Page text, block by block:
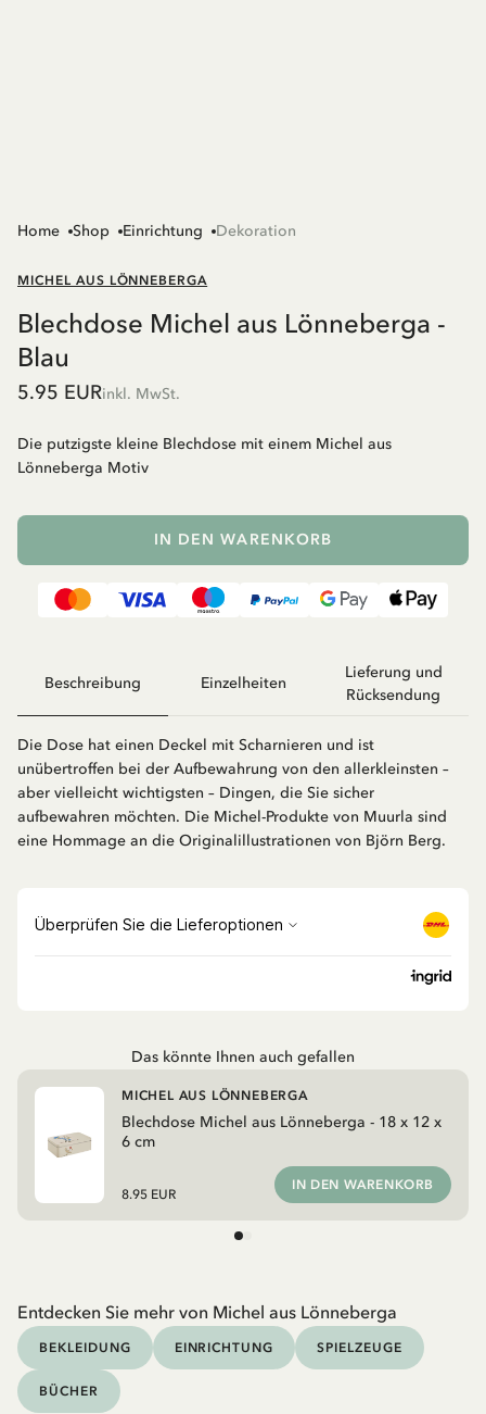
Home Shop Einrichtung Dekoration
MICHEL AUS LÖNNEBERGA
Blechdose Michel aus Lönneberga -
Blau
5.95 EURinkl. MwSt.
Die putzigste kleine Blechdose mit einem Michel aus
Lönneberga Motiv
IN DEN WARENKORB
Beschreibung Einzelheiten
Lieferung und
Rücksendung
Die Dose hat einen Deckel mit Scharnieren und ist
unübertroffen bei der Aufbewahrung von den allerkleinsten –
aber vielleicht wichtigsten – Dingen, die Sie sicher
aufbewahren möchten. Die Michel-Produkte von Muurla sind
eine Hommage an die Originalillustrationen von Björn Berg.
Das könnte Ihnen auch gefallen
Blechdose Michel aus Lönneberga - 18 x 12 x
6 cm
MICHEL AUS LÖNNEBERGA
8.95 EUR
IN DEN WARENKORB
Entdecken Sie mehr von Michel aus Lönneberga
BEKLEIDUNG EINRICHTUNG SPIELZEUGE
BÜCHER